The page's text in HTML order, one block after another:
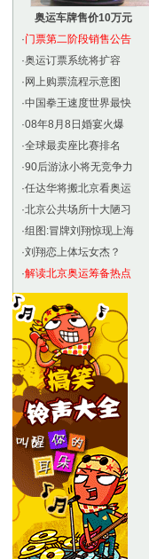
奥运车牌售价10万元
·门票第二阶段销售公告
·奥运订票系统将扩容
· 网上购票流程示意图
·中国拳王速度世界最快
·08年8月8日婚宴火爆
·全球最卖座比赛排名
·90后游泳小将无竞争力
·任达华将搬北京看奥运
·北京公共场所十大陋习
·组图:冒牌刘翔惊现上海
·刘翔恋上体坛女杰？
·解读北京奥运筹备热点